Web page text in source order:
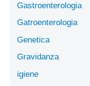
Gastroenterologia
Gatroenterologia
Genetica
Gravidanza
igiene